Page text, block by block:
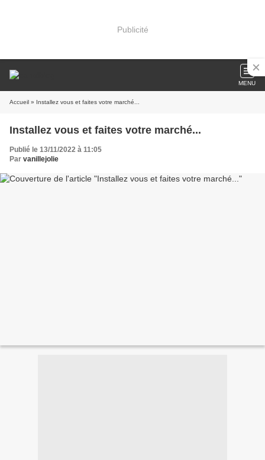
Publicité
MENU
Accueil » Installez vous et faites votre marché...
Installez vous et faites votre marché...
Publié le 13/11/2022 à 11:05
Par vanillejolie